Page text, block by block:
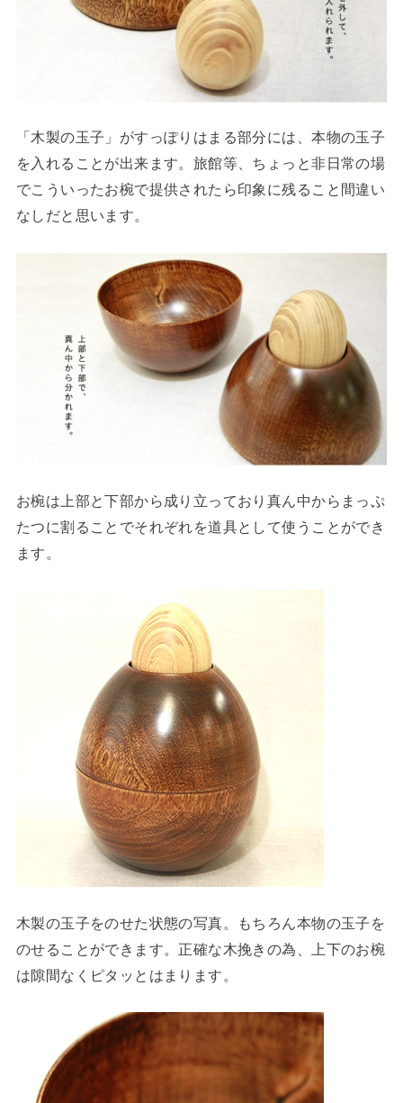
「木製の玉子」がすっぽりはまる部分には、本物の玉子
を入れることが出来ます。旅館等、ちょっと非日常の場
でこういったお椀で提供されたら印象に残ること間違い
なしだと思います。
お椀は上部と下部から成り立っており真ん中からまっぷ
たつに割ることでそれぞれを道具として使うことができ
ます。
木製の玉子をのせた状態の写真。もちろん本物の玉子を
のせることができます。正確な木挽きの為、上下のお椀
は隙間なくピタッとはまります。